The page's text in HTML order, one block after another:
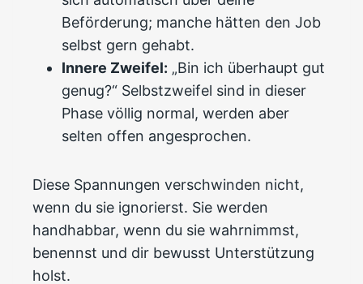
Beförderung; manche hätten den Job
selbst gern gehabt.
Innere Zweifel: „Bin ich überhaupt gut
genug?“ Selbstzweifel sind in dieser
Phase völlig normal, werden aber
selten offen angesprochen.
Diese Spannungen verschwinden nicht,
wenn du sie ignorierst. Sie werden
handhabbar, wenn du sie wahrnimmst,
benennst und dir bewusst Unterstützung
holst.